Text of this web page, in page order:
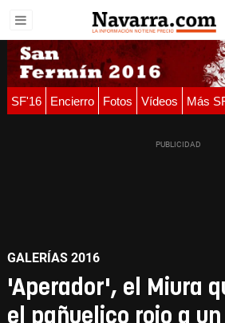
SF'16 Encierro Fotos Vídeos Más
GALERÍAS 2016
'Aperador', el Miura
el pañuelico rojo a un